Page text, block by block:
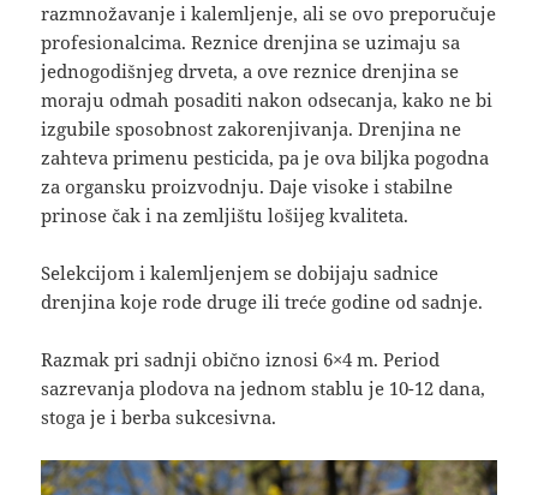
razmnožavanje i kalemljenje, ali se ovo preporučuje
profesionalcima. Reznice drenjina se uzimaju sa
jednogodišnjeg drveta, a ove reznice drenjina se
moraju odmah posaditi nakon odsecanja, kako ne bi
izgubile sposobnost zakorenjivanja. Drenjina ne
zahteva primenu pesticida, pa je ova biljka pogodna
za organsku proizvodnju. Daje visoke i stabilne
prinose čak i na zemljištu lošijeg kvaliteta.
Selekcijom i kalemljenjem se dobijaju sadnice
drenjina koje rode druge ili treće godine od sadnje.
Razmak pri sadnji obično iznosi 6×4 m. Period
sazrevanja plodova na jednom stablu je 10-12 dana,
stoga je i berba sukcesivna.